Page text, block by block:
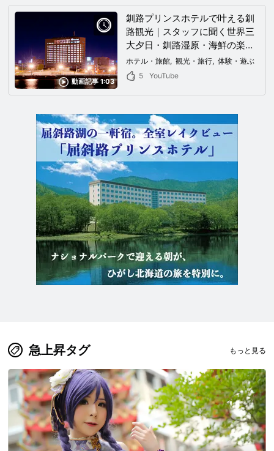
動画記事 1:03
釧路プリンスホテルで叶える釧
路観光｜スタッフに聞く世界三
大夕日・釧路湿原・海鮮の楽し
み方
ホテル・旅館 観光・旅行
体験・遊ぶ
5
YouTube
急上昇タグ もっと見る